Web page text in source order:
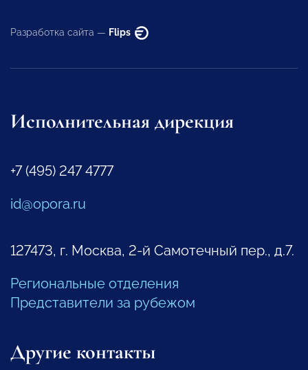
Разработка сайта — Flips
Исполнительная дирекция
+7 (495) 247 4777
id@opora.ru
127473, г. Москва, 2-й Самотечный пер., д.7.
Региональные отделения
Представители за рубежом
Другие контакты